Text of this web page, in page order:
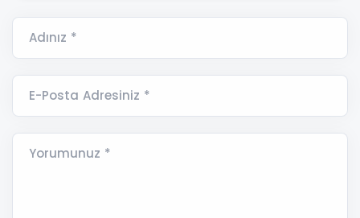
Adınız *
E-Posta Adresiniz *
Yorumunuz *